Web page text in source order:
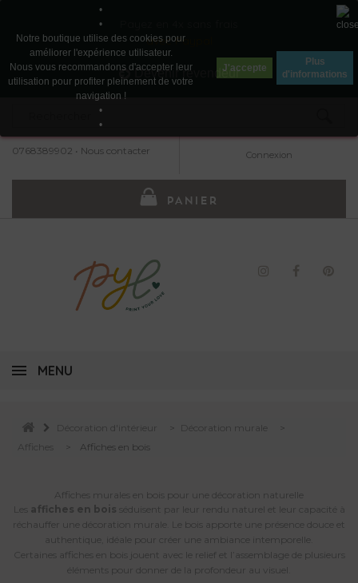
avec Paypal
Devenir revendeur
0768389902 • Nous contacter Connexion
PANIER
•
•
Notre boutique utilise des cookies pour
améliorer l'expérience utilisateur.
Nous vous recommandons d'accepter leur
utilisation pour profiter pleinement de votre
navigation !
•
•
J'accepte
Plus
d'informations
MENU
Décoration d'intérieur Décoration murale
Affiches
Affiches en bois
Affiches murales en bois pour une décoration naturelle
Les affiches en bois séduisent par leur rendu naturel et leur capacité à
réchauffer une décoration murale. Le bois apporte une présence douce et
authentique, idéale pour créer une ambiance intemporelle.
Certaines affiches en bois jouent avec le relief et l’assemblage de plusieurs
éléments pour donner de la profondeur au visuel.